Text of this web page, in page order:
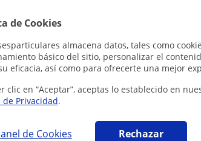
de Cookies
almacena datos, tales como
básico del sitio, personalizar el
eficacia, así como para ofrecerte una mejor
clic en “Aceptar”, aceptas lo establecido en
de Privacidad.
de Cookies Rechazar
¿Hay algún error en este perfil?
en Burgos que pueden